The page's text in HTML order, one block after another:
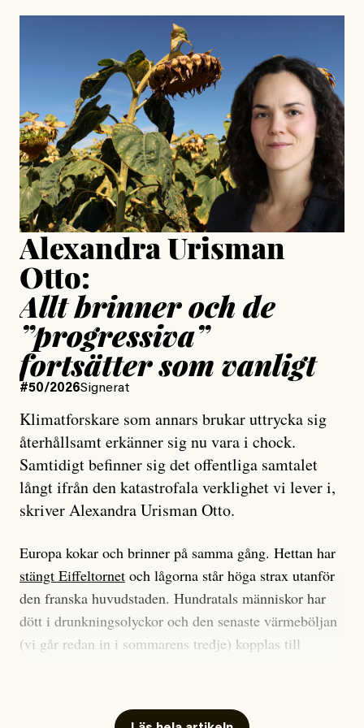
Jonas Lundström
Publicerad24 July, 2026
#23/2026
Jesper Lundby: ”Livet i sig
är ganska politiskt”
Jesper Lundby
Publicerad15 July, 2026
Uppdaterad15 July, 2026
Alexandra Urisman
Otto:
Allt brinner och de
”progressiva”
fortsätter som vanligt
#50/2026Signerat
Klimatforskare som annars brukar uttrycka sig
återhållsamt erkänner sig nu vara i chock.
Samtidigt befinner sig det offentliga samtalet
långt ifrån den katastrofala verklighet vi lever i,
skriver Alexandra Urisman Otto.
Europa kokar och brinner på samma gång. Hettan har
stängt Eiffeltornet och lågorna står höga strax utanför
den franska huvudstaden. Hundratals människor har
dött i drunkningsolyckor och den senaste värmeböljan
(vi går redan in i sommarens tredje) kopplas till
Har du också panik i hettan? Känns det som en